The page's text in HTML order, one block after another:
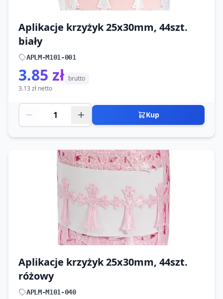
Aplikacje krzyżyk 25x30mm, 44szt.
biały
APLM-M101-001
3.85 zł brutto
3.13 zł netto
Kup
Aplikacje krzyżyk 25x30mm, 44szt.
różowy
APLM-M101-040